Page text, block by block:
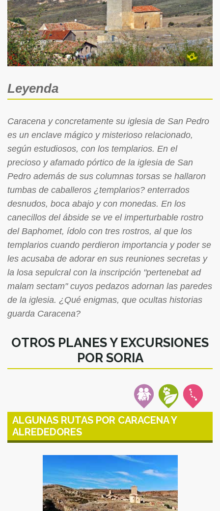
Leyenda
Caracena y concretamente su iglesia de San Pedro
es un enclave mágico y misterioso relacionado,
según estudiosos, con los templarios. En el
precioso y afamado pórtico de la iglesia de San
Pedro además de sus columnas torsas se hallaron
tumbas de caballeros ¿templarios? enterrados
desnudos, boca abajo y con monedas. En los
canecillos del ábside se ve el imperturbable rostro
del Baphomet, ídolo con tres rostros, al que los
templarios cuando perdieron importancia y poder se
les acusaba de adorar en sus reuniones secretas y
la losa sepulcral con la inscripción "pertenebat ad
malam sectam" cuyos pedazos adornan las paredes
de la iglesia. ¿Qué enigmas, que ocultas historias
guarda Caracena?
OTROS PLANES Y EXCURSIONES
POR SORIA
ALGUNAS RUTAS POR CARACENA Y
ALREDEDORES